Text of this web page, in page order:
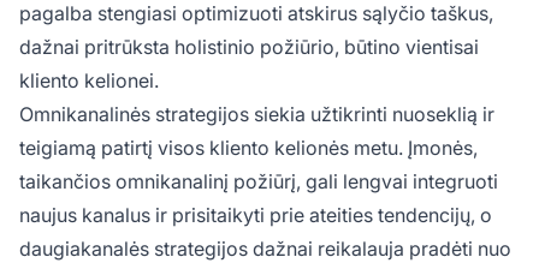
pagalba stengiasi optimizuoti atskirus sąlyčio taškus,
dažnai pritrūksta holistinio požiūrio, būtino vientisai
kliento kelionei.
Omnikanalinės strategijos siekia užtikrinti nuoseklią ir
teigiamą patirtį visos kliento kelionės metu. Įmonės,
taikančios omnikanalinį požiūrį, gali lengvai integruoti
naujus kanalus ir prisitaikyti prie ateities tendencijų, o
daugiakanalės strategijos dažnai reikalauja pradėti nuo